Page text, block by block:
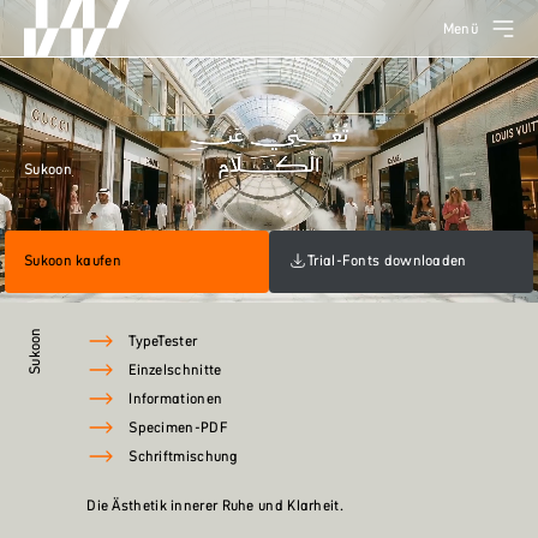
Menü
Sukoon
Sukoon kaufen Trial-Fonts downloaden
Sukoon
Die Ästhetik innerer Ruhe und Klarheit.
TypeTester
Einzelschnitte
Informationen
Specimen-PDF
Schriftmischung